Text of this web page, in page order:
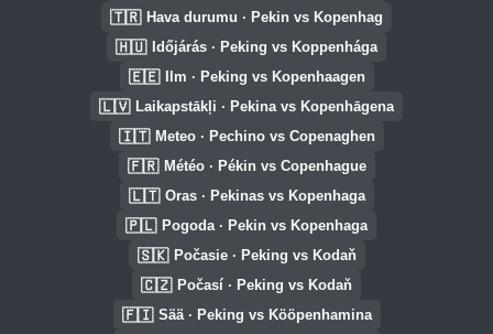
🇹🇷 Hava durumu · Pekin vs Kopenhag
🇭🇺 Időjárás · Peking vs Koppenhága
🇪🇪 Ilm · Peking vs Kopenhaagen
🇱🇻 Laikapstākļi · Pekina vs Kopenhāgena
🇮🇹 Meteo · Pechino vs Copenaghen
🇫🇷 Météo · Pékin vs Copenhague
🇱🇹 Oras · Pekinas vs Kopenhaga
🇵🇱 Pogoda · Pekin vs Kopenhaga
🇸🇰 Počasie · Peking vs Kodaň
🇨🇿 Počasí · Peking vs Kodaň
🇫🇮 Sää · Peking vs Kööpenhamina